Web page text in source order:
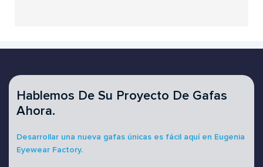
Hablemos De Su Proyecto De Gafas
Ahora.
Desarrollar una nueva gafas únicas es fácil aquí en Eugenia
Eyewear Factory.